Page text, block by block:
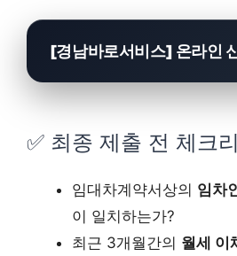
[경남바로서비스] 온라인
✅ 최종 제출 전 체크
임대차계약서상의 임차
이 일치하는가?
최근 3개월간의 월세 이